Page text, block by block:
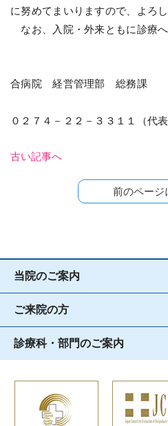
に努めてまいりますので、よろ
なお、入院・外来ともに診療へ
問い合わせ
合病院 経営管理部 総務課
電話
０２７４－２２－３３１１（代表
古い記事へ
前のページ
当院のご案内
ご来院の方
診療科・部門のご案内